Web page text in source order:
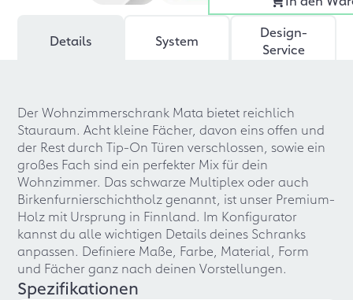
Details System
Design-
Service
Der Wohnzimmerschrank Mata bietet reichlich
Stauraum. Acht kleine Fächer, davon eins offen und
der Rest durch Tip-On Türen verschlossen, sowie ein
großes Fach sind ein perfekter Mix für dein
Wohnzimmer. Das schwarze Multiplex oder auch
Birkenfurnierschichtholz genannt, ist unser Premium-
Holz mit Ursprung in Finnland. Im Konfigurator
kannst du alle wichtigen Details deines Schranks
anpassen. Definiere Maße, Farbe, Material, Form
und Fächer ganz nach deinen Vorstellungen.
Spezifikationen